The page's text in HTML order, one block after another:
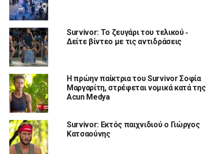
Survivor: Το ζευγάρι του τελικού ‑
Δείτε βίντεο με τις αντιδράσεις
Η πρώην παίκτρια του Survivor Σοφία
Μαργαρίτη, στρέφεται νομικά κατά της
Acun Medya
Survivor: Εκτός παιχνιδιού ο Γιώργος
Κατσαούνης